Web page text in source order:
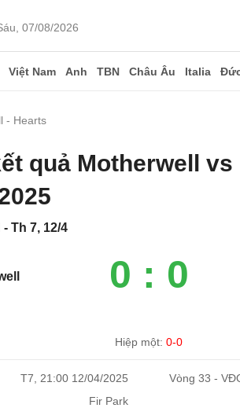
07/08/2026
Việt Nam Anh TBN Châu Âu Italia
- Hearts
quả Motherwell vs
Th 7, 12/4
0 : 0
Hiệp một:0-0
T7, 21:00 12/04/2025
Vòng 33 -
Fir Park